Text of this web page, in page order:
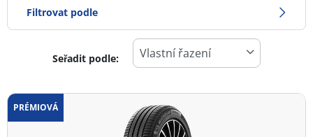
Filtrovat podle
Typ pneumatiky
Seřadit podle:
PRÉMIOVÁ